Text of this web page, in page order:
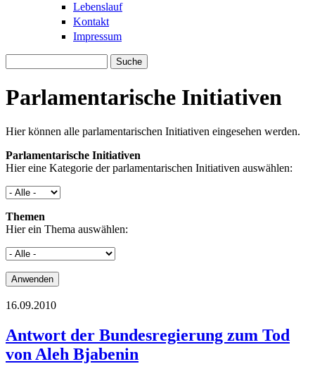
Lebenslauf
Kontakt
Impressum
Parlamentarische Initiativen
Hier können alle parlamentarischen Initiativen eingesehen werden.
Parlamentarische Initiativen
Hier eine Kategorie der parlamentarischen Initiativen auswählen:
Themen
Hier ein Thema auswählen:
16.09.2010
Antwort der Bundesregierung zum Tod
von Aleh Bjabenin